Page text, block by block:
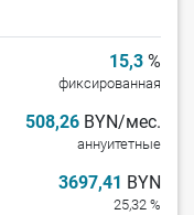
15,3 %
фиксированная
508,26 BYN/мес.
аннуитетные
3697,41 BYN
25,32 %